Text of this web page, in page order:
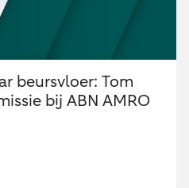
beursvloer: Tom
bij ABN AMRO